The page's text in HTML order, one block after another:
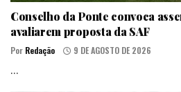
Conselho da Ponte convoca
avaliarem proposta da SAF
Por Redação 9 DE AGOSTO DE 2026
...